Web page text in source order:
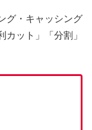
グ・キャッシング
ット」「分割」